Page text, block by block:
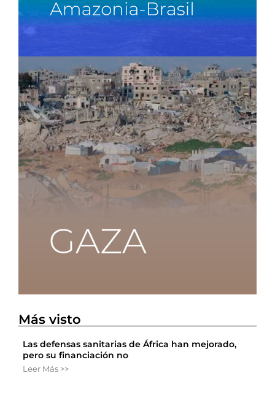
Más visto
Las defensas sanitarias de África han mejorado,
pero su financiación no
Leer Más >>